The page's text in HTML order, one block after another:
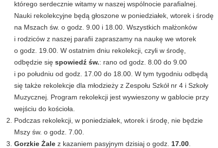
którego serdecznie witamy w naszej wspólnocie parafialnej.
Nauki rekolekcyjne będą głoszone w poniedziałek, wtorek i środę
na Mszach św. o godz. 9.00 i 18.00. Wszystkich małżonków
i rodziców z naszej parafii zapraszamy na naukę we wtorek
o godz. 19.00. W ostatnim dniu rekolekcji, czyli w środę,
odbędzie sięspowiedź św.: rano od godz. 8.00 do 9.00
i po południu od godz. 17.00 do 18.00. W tym tygodniu odbędą
się także rekolekcje dla młodzieży z Zespołu Szkół nr 4 i Szkoły
Muzycznej. Program rekolekcji jest wywieszony w gablocie przy
wejściu do kościoła.
Podczas rekolekcji, w poniedziałek, wtorek i środę, nie będzie
Mszy św. o godz. 7.00.
Gorzkie Żale z kazaniem pasyjnym dzisiaj o godz. 17.00